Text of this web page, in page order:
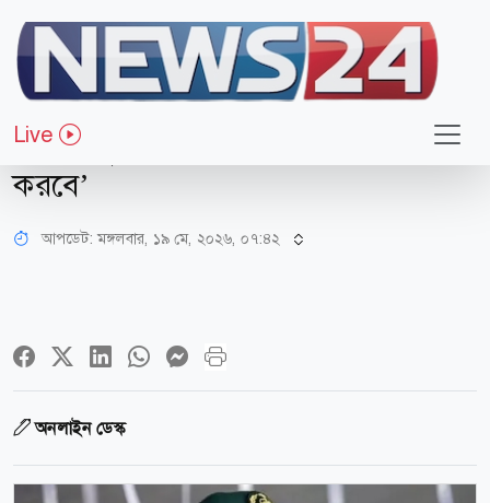
Live
আন্তর্জাতিক
‘ইরানের শক্তিশালী বাহিনী ও দৃঢ়প্রতিজ্ঞ
জনগণ যুক্তরাষ্ট্রকে আত্মসমর্পণে বাধ্য
করবে’
আপডেট: মঙ্গলবার, ১৯ মে, ২০২৬, ০৭:৪২
অনলাইন ডেস্ক